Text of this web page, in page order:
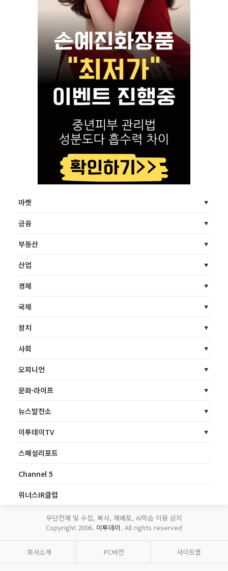
마켓
금융
부동산
산업
경제
국제
정치
사회
오피니언
문화·라이프
뉴스발전소
이투데이TV
스페셜리포트
Channel 5
위너스IR클럽
무단전재 및 수집, 복사, 재배포, AI학습 이용 금지
Copyright 2006. 이투데이. All rights reserved
회사소개 PC버전 사이트맵